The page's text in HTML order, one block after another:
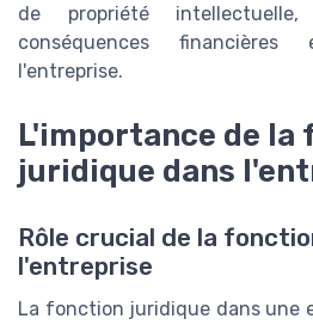
de propriété
conséquences
l'entreprise.
L'importance de la
juridique dans
Rôle crucial de la
l'entreprise
La fonction juridique dans une